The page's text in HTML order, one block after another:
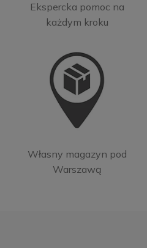
Ekspercka pomoc na
każdym kroku
Własny magazyn pod
Warszawą